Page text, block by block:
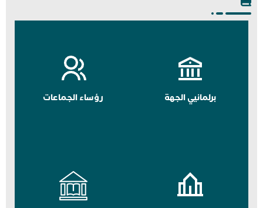
برلمانيي الجهة رؤساء الجماعات